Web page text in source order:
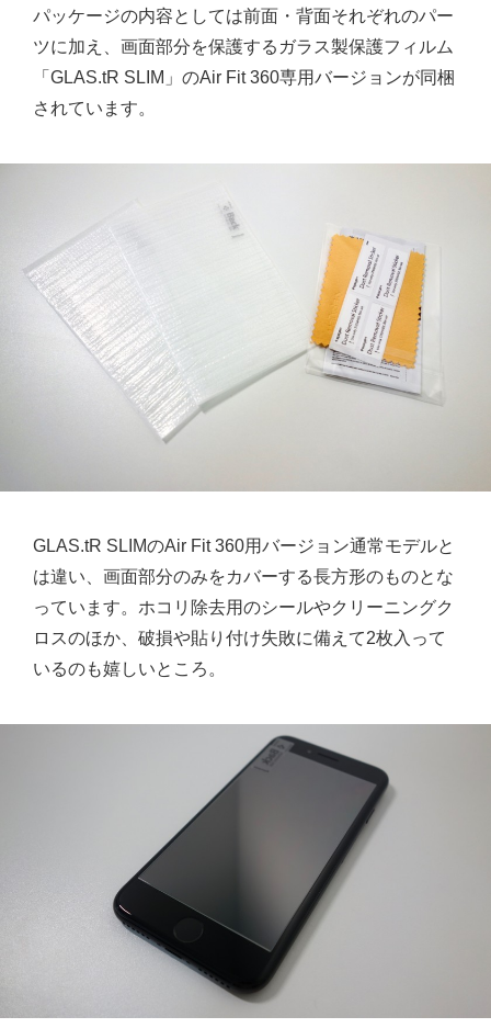
パッケージの内容としては前面・背面それぞれのパー
ツに加え、画面部分を保護するガラス製保護フィルム
「GLAS.tR SLIM」のAir Fit 360専用バージョンが同梱
されています。
GLAS.tR SLIMのAir Fit 360用バージョン通常モデルと
は違い、画面部分のみをカバーする長方形のものとな
っています。ホコリ除去用のシールやクリーニングク
ロスのほか、破損や貼り付け失敗に備えて2枚入って
いるのも嬉しいところ。